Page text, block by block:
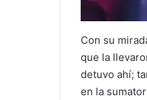
Con su
que la
detuvo ahí;
en la